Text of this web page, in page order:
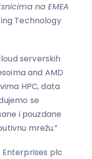
na EMEA
Technology
serverskih
and AMD
HPC, data
se
i pouzdane
mrežu.”
Enterprises plc